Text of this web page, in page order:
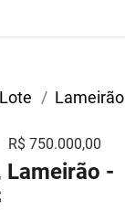
Lote Lameirão
R$ 750.000,00
Lameirão -